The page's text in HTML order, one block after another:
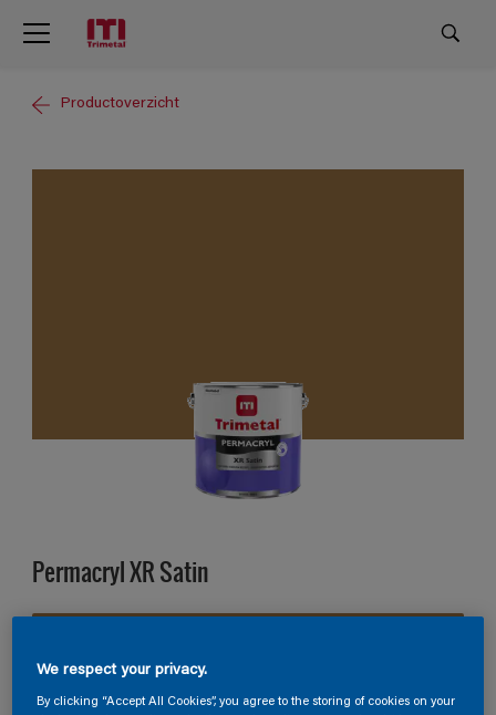
Productoverzicht
Permacryl XR Satin
We respect your privacy.
By clicking “Accept All Cookies”, you agree to the storing of cookies on your